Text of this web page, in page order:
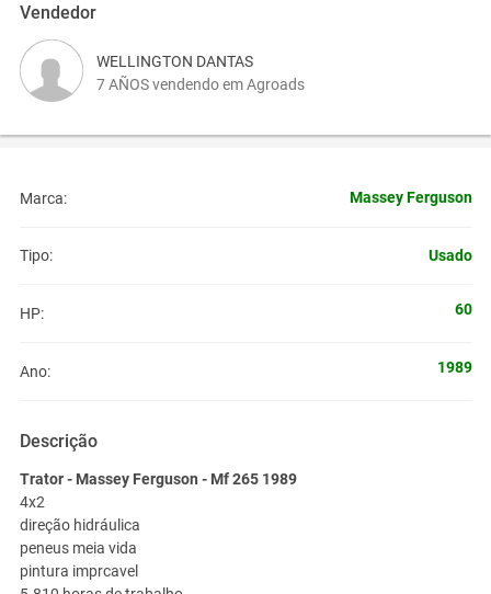
Vendedor
WELLINGTON DANTAS
7 AÑOS vendendo em Agroads
Marca: Massey Ferguson
Tipo: Usado
HP: 60
Ano: 1989
Descrição
Trator - Massey Ferguson - Mf 265 1989
4x2
direção hidráulica
peneus meia vida
pintura imprcavel